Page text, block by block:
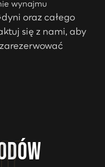
wynajmu
oraz całego
się z nami, aby